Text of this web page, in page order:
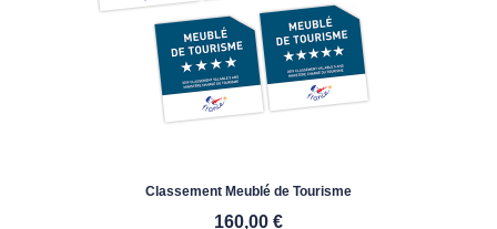
Classement Meublé de Tourisme
160,00 €